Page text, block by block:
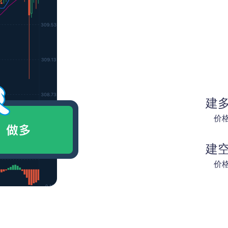
建
价
建
价